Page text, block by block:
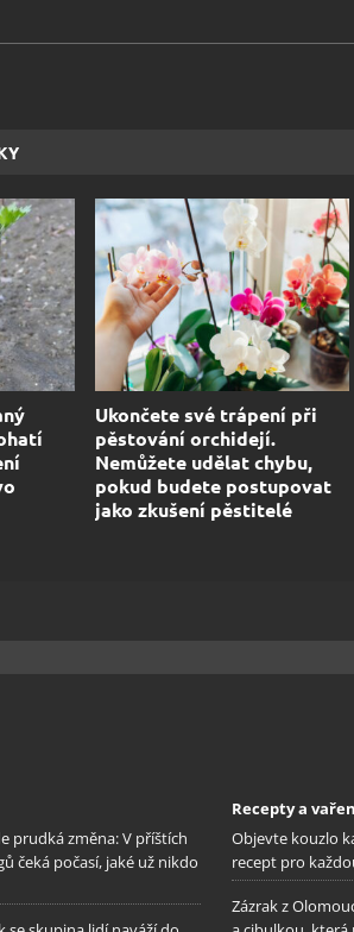
Ukončete své trápení při
pěstování orchidejí.
Nemůžete udělat chybu,
pokud budete postupovat
jako zkušení pěstitelé
prudká změna: V příštích
čeká počasí, jaké už nikdo
Recepty a
Objevte kouzlo
recept pro
Zázrak z